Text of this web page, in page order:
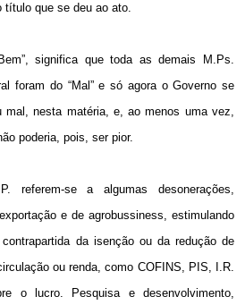
que se deu ao ato.
significa que toda as demais M.Ps.
foram do “Mal” e só agora o Governo se
mal, nesta matéria, e, ao menos uma vez,
poderia, pois, ser pior.
referem-se a algumas desonerações,
e de agrobussiness, estimulando
da isenção ou da redução de
ou renda, como COFINS, PIS, I.R.
o lucro. Pesquisa e desenvolvimento,